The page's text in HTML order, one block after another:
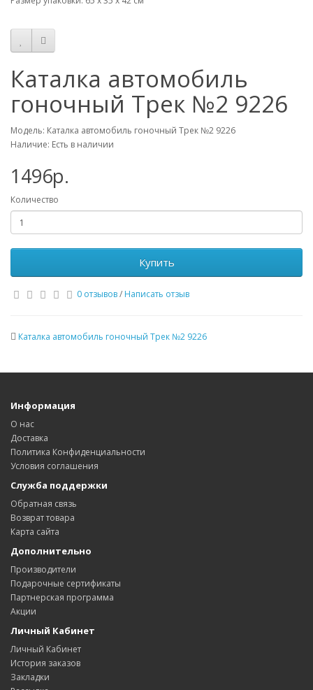
Каталка автомобиль
гоночный Трек №2 9226
Модель: Каталка автомобиль гоночный Трек №2 9226
Наличие: Есть в наличии
1496р.
Количество
Купить
0 отзывов/ Написать отзыв
Каталка автомобиль гоночный Трек №2 9226
Информация
О нас
Доставка
Политика Конфиденциальности
Условия соглашения
Служба поддержки
Обратная связь
Возврат товара
Карта сайта
Дополнительно
Производители
Подарочные сертификаты
Партнерская программа
Акции
Личный Кабинет
Личный Кабинет
История заказов
Закладки